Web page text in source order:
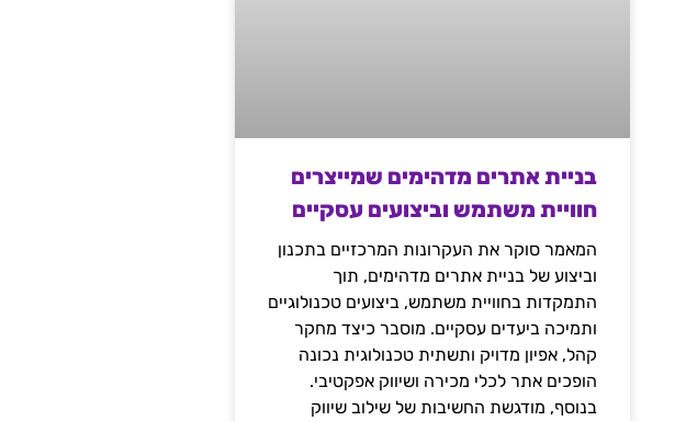
בניית אתרים מדהימים שמייצרים
חוויית משתמש וביצועים עסקיים
המאמר סוקר את העקרונות המרכזיים בתכנון
וביצוע של בניית אתרים מדהימים, תוך
התמקדות בחוויית משתמש, ביצועים טכנולוגיים
ותמיכה ביעדים עסקיים. מוסבר כיצד מחקר
קהל, אפיון מדויק ותשתית טכנולוגית נכונה
הופכים אתר לכלי מכירה ושיווק אפקטיבי.
בנוסף, מודגשת החשיבות של שילוב שיווק